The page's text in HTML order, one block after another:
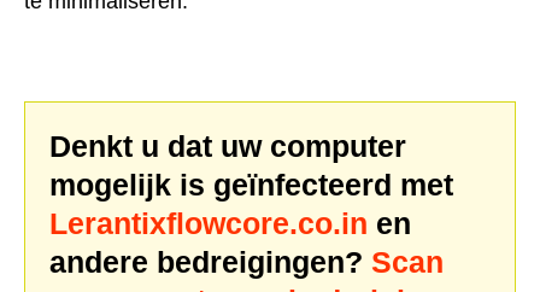
Denkt u dat uw computer
mogelijk is geïnfecteerd met
Lerantixflowcore.co.in en
andere bedreigingen? Scan